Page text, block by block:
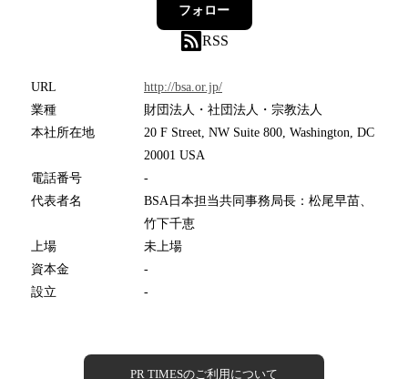
フォロー
RSS
URL
http://bsa.or.jp/
業種
財団法人・社団法人・宗教法人
本社所在地
20 F Street, NW Suite 800, Washington, DC
20001 USA
電話番号
-
代表者名
BSA日本担当共同事務局長：松尾早苗、
竹下千恵
上場
未上場
資本金
-
設立
-
PR TIMESのご利用について